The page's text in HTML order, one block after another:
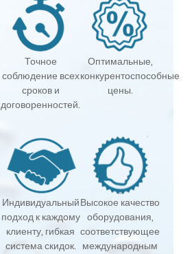
Точное
соблюдение всех
сроков и
договоренностей.
Оптимальные,
конкурентоспособные
цены.
Индивидуальный
подход к каждому
клиенту, гибкая
система скидок.
Высокое качество
оборудования,
соответствующее
международным